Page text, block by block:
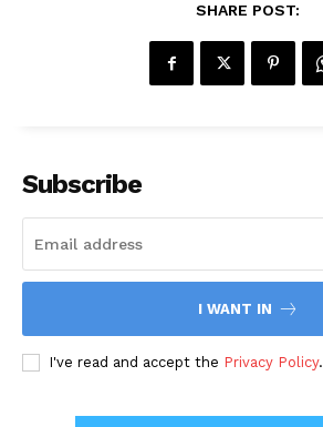
SHARE POST:
Subscribe
I WANT IN
I've read and accept the Privacy Policy.